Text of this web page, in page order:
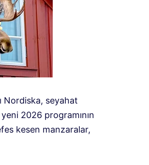
Nordiska, seyahat
2026 programının
kesen manzaralar,